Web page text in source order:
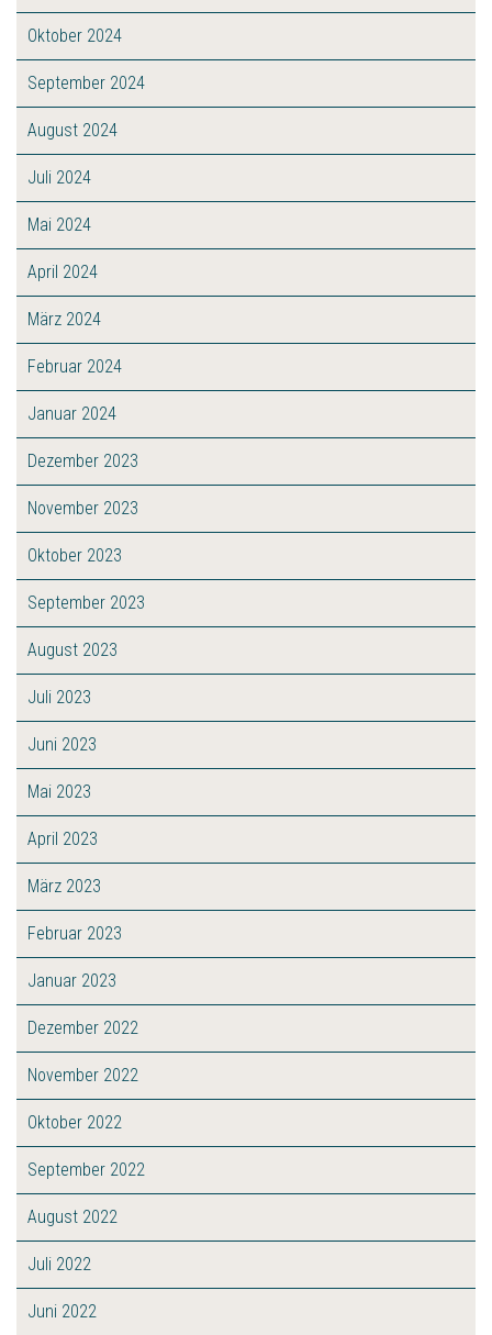
Oktober 2024
September 2024
August 2024
Juli 2024
Mai 2024
April 2024
März 2024
Februar 2024
Januar 2024
Dezember 2023
November 2023
Oktober 2023
September 2023
August 2023
Juli 2023
Juni 2023
Mai 2023
April 2023
März 2023
Februar 2023
Januar 2023
Dezember 2022
November 2022
Oktober 2022
September 2022
August 2022
Juli 2022
Juni 2022